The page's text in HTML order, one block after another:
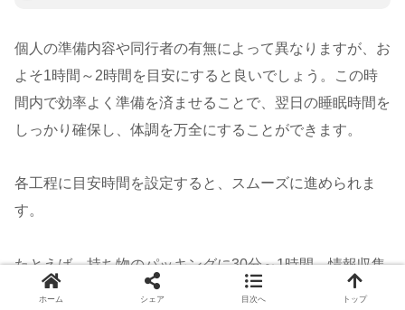
個人の準備内容や同行者の有無によって異なりますが、お
よそ1時間～2時間を目安にすると良いでしょう。この時
間内で効率よく準備を済ませることで、翌日の睡眠時間を
しっかり確保し、体調を万全にすることができます。
各工程に目安時間を設定すると、スムーズに進められま
す。
たとえば、持ち物のパッキングに30分～1時間、情報収集
と最終確認に30分、体調ケアやリラックスに30分といっ
ホーム シェア 目次へ トップ